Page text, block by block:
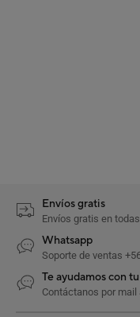
Envíos gratis
Envíos gratis en
Whatsapp
Soporte de ventas
Te ayudamos con
Contáctanos por